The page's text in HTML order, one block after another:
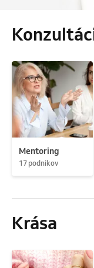
Mentoring
17 podnikov
Krása